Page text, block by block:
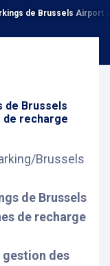
de Brussels
de Brussels
de recharge
Brussels
de Brussels
de recharge
gestion des